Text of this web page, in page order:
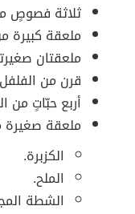
ثلاثة فصوصٍ
ملعقة كبيرة
ملعقتان
قرن من
أربع حبّاتٍ من
ملعقة
الكزبرة.
الملح.
الشطة